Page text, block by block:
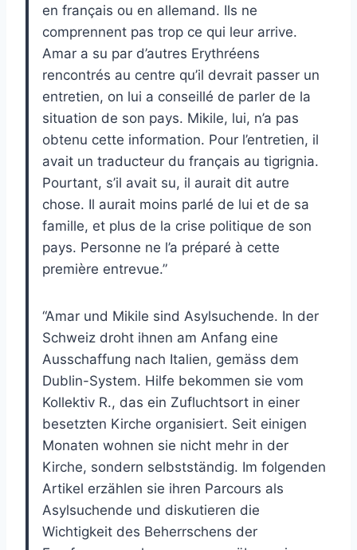
en français ou en allemand. Ils ne
comprennent pas trop ce qui leur arrive.
Amar a su par d’autres Erythréens
rencontrés au centre qu’il devrait passer un
entretien, on lui a conseillé de parler de la
situation de son pays. Mikile, lui, n’a pas
obtenu cette information. Pour l’entretien, il
avait un traducteur du français au tigrignia.
Pourtant, s’il avait su, il aurait dit autre
chose. Il aurait moins parlé de lui et de sa
famille, et plus de la crise politique de son
pays. Personne ne l’a préparé à cette
première entrevue.”
“Amar und Mikile sind Asylsuchende. In der
Schweiz droht ihnen am Anfang eine
Ausschaffung nach Italien, gemäss dem
Dublin-System. Hilfe bekommen sie vom
Kollektiv R., das ein Zufluchtsort in einer
besetzten Kirche organisiert. Seit einigen
Monaten wohnen sie nicht mehr in der
Kirche, sondern selbstständig. Im folgenden
Artikel erzählen sie ihren Parcours als
Asylsuchende und diskutieren die
Wichtigkeit des Beherrschens der